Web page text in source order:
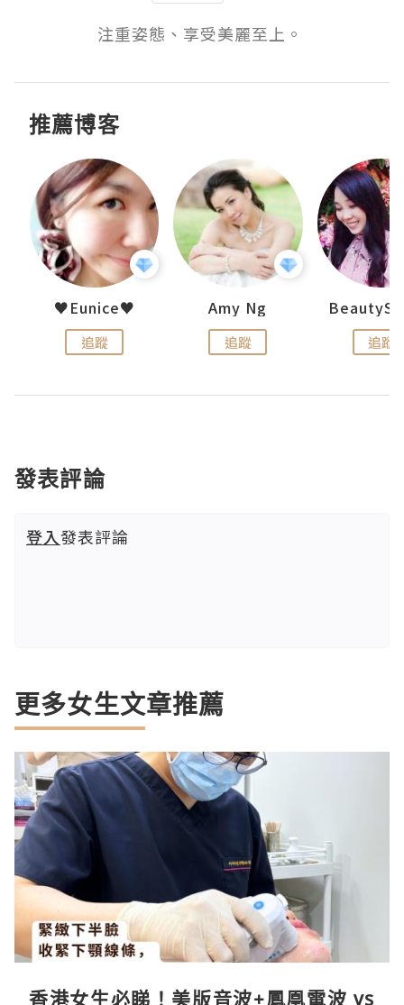
注重姿態、享受美麗至上。
推薦博客
♥Eunice♥
追蹤
Amy Ng
追蹤 追蹤
發表評論
登入發表評論
更多女生文章推薦
香港女生必睇！美版音波+鳳凰電波 vs